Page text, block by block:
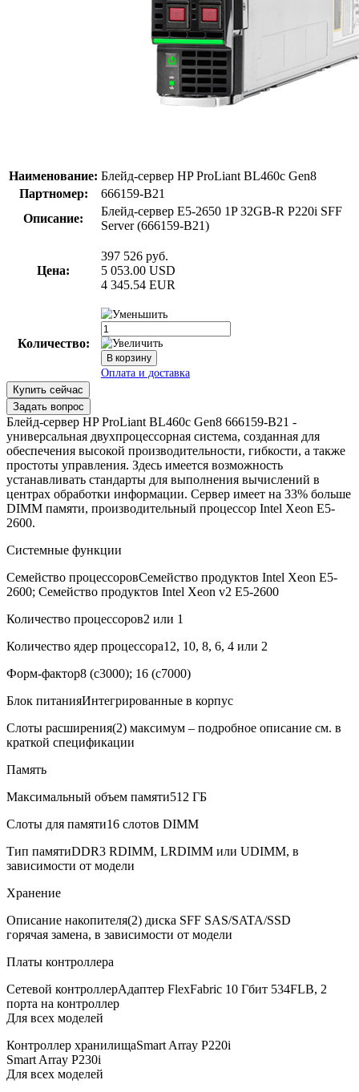
Наименование: Блейд-сервер HP ProLiant BL460c Gen8
Партномер:
666159-B21
Описание:
Блейд-сервер E5-2650 1P 32GB-R P220i SFF
Server (666159-B21)
Цена:
397 526 руб.
5 053.00 USD
4 345.54 EUR
Количество:
В корзину
Оплата и доставка
Купить сейчас
Задать вопрос
Блейд-сервер HP ProLiant BL460c Gen8 666159-B21 -
универсальная двухпроцессорная система, созданная для
обеспечения высокой производительности, гибкости, а также
простоты управления. Здесь имеется возможность
устанавливать стандарты для выполнения вычислений в
центрах обработки информации. Сервер имеет на 33% больше
DIMM памяти, производительный процессор Intel Xeon E5-
2600.
Системные функции
Семейство процессоровСемейство продуктов Intel Xeon E5-
2600; Семейство продуктов Intel Xeon v2 E5-2600
Количество процессоров2 или 1
Количество ядер процессора12, 10, 8, 6, 4 или 2
Форм-фактор8 (c3000); 16 (c7000)
Блок питанияИнтегрированные в корпус
Слоты расширения(2) максимум – подробное описание см. в
краткой спецификации
Память
Максимальный объем памяти512 ГБ
Слоты для памяти16 слотов DIMM
Тип памятиDDR3 RDIMM, LRDIMM или UDIMM, в
зависимости от модели
Хранение
Описание накопителя(2) диска SFF SAS/SATA/SSD
горячая замена, в зависимости от модели
Платы контроллера
Сетевой контроллерАдаптер FlexFabric 10 Гбит 534FLB, 2
порта на контроллер
Для всех моделей
Контроллер хранилищаSmart Array P220i
Smart Array P230i
Для всех моделей